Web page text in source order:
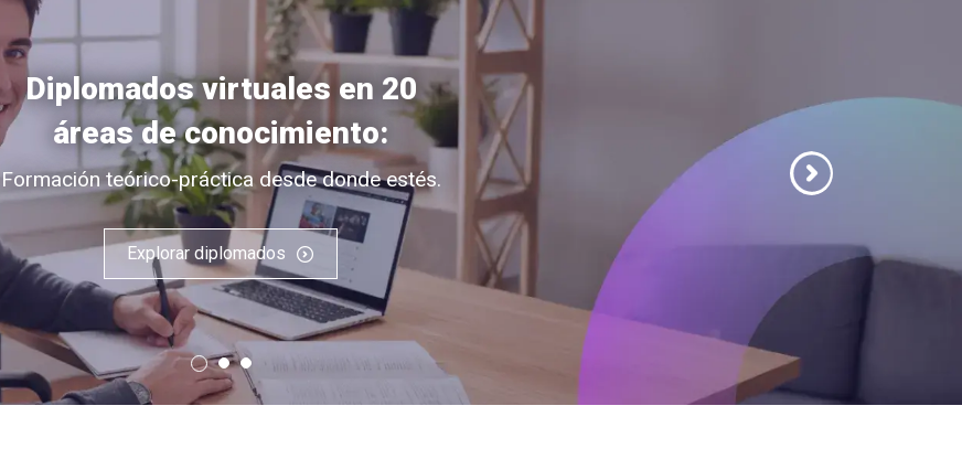
Diplomados virtuales en 20
áreas de conocimiento:
Formación teórico-práctica desde donde estés.
Explorar diplomados